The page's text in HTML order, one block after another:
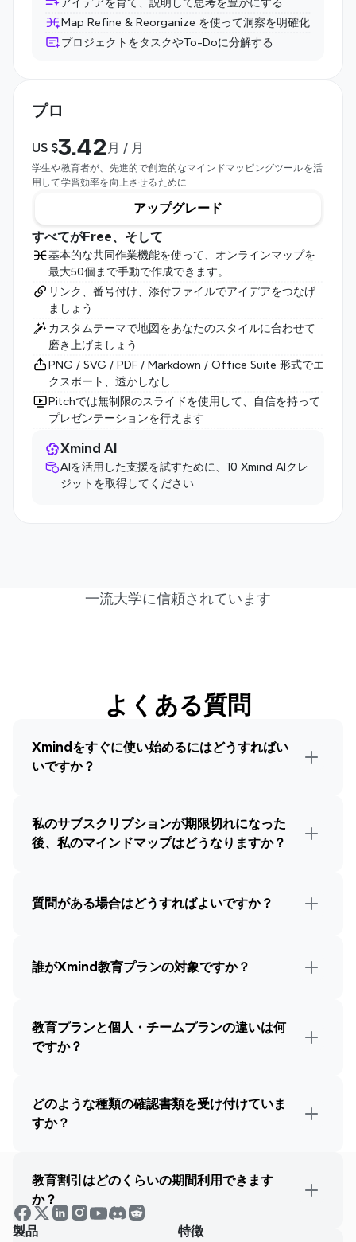
プロ
US $3.42 月 / 月
学生や教育者が、先進的で創造的なマインドマッピングツールを活
用して学習効率を向上させるために
アップグレード
すべてがFree、そして
基本的な共同作業機能を使って、オンラインマップを
最大50個まで手動で作成できます。
リンク、番号付け、添付ファイルでアイデアをつなげ
ましょう
カスタムテーマで地図をあなたのスタイルに合わせて
磨き上げましょう
PNG / SVG / PDF / Markdown / Office Suite 形式でエ
クスポート、透かしなし
Pitchでは無制限のスライドを使用して、自信を持って
プレゼンテーションを行えます
Xmind AI
AIを活用した支援を試すために、10 Xmind AIクレ
ジットを取得してください
アイデアを育て、説明して思考を豊かにする
Map Refine & Reorganize を使って洞察を明確化
プロジェクトをタスクやTo-Doに分解する
一流大学に信頼されています
よくある質問
Xmindをすぐに使い始めるにはどうすればい
いですか？
私のサブスクリプションが期限切れになった
後、私のマインドマップはどうなりますか？
質問がある場合はどうすればよいですか？
誰がXmind教育プランの対象ですか？
教育プランと個人・チームプランの違いは何
ですか？
どのような種類の確認書類を受け付けていま
すか？
日付のある学生または教職員IDカード
学校との雇用契約書
学校のレターヘッドによる雇用証明書
最新の給与明細のコピー（機密情報を削除）
教育割引はどのくらいの期間利用できます
か？
製品 特徴